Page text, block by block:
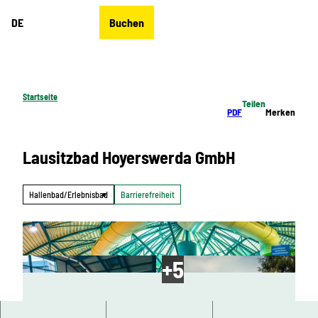
DE Buchen
Startseite
PDF
Teilen
Merken
Lausitzbad Hoyerswerda GmbH
Hallenbad/Erlebnisbad Barrierefreiheit